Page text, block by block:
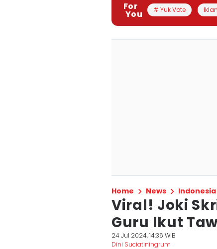
For
You # Yuk Vote
Home News Indonesia
Viral! Joki
Guru Ikut
24 Jul 2024, 14:36 WIB
Dini Suciatiningrum